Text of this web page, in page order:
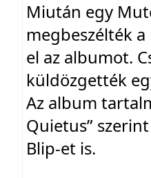
Miután egy
megbeszélték
el az albumot.
küldözgették
Az album
Quietus”
Blip-et is.